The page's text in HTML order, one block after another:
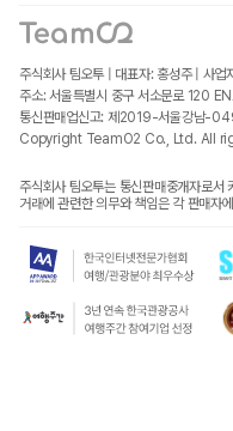
주식회사 팀오투 | 대표자: 홍성주 |
주소: 서울특별시 중구 서소문로 120
통신판매업신고: 제2019-서울강남-
Copyright TeamO2 Co., Ltd. All
주식회사 팀오투는 통신판매중개자로서
거래에 관련한 의무와 책임은 각 판매자